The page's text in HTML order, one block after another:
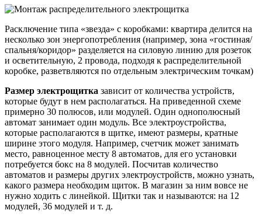
Расключение типа «звезда» с коробками: квартира делится на
несколько зон энергопотребления (например, зона «гостиная/
спальня/коридор» разделяется на силовую линию для розеток
и осветительную, 2 провода, подходя к распределительной
коробке, разветвляются по отдельным электрическим точкам)
Размер электрощитка зависит от количества устройств,
которые будут в нем располагаться. На приведенной схеме
примерно 30 полюсов, или модулей. Один однополюсный
автомат занимает один модуль. Все электроустройства,
которые располагаются в щитке, имеют размеры, кратные
ширине этого модуля. Например, счетчик может занимать
место, равноценное месту 8 автоматов, для его установки
потребуется бокс на 8 модулей. Посчитав количество
автоматов и размеры других электроустройств, можно узнать,
какого размера необходим щиток. В магазин за ним вовсе не
нужно ходить с линейкой. Щитки так и называются: на 12
модулей, 36 модулей и т. д.